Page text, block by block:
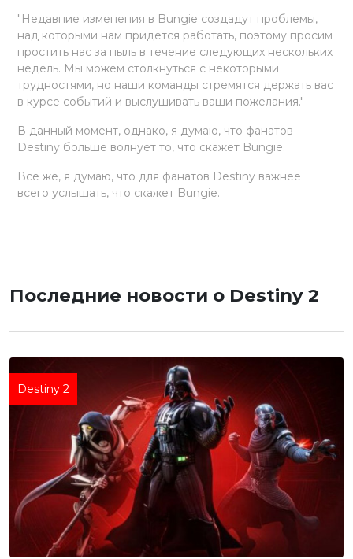
"Недавние изменения в Bungie создадут проблемы,
над которыми нам придется работать, поэтому просим
простить нас за пыль в течение следующих нескольких
недель. Мы можем столкнуться с некоторыми
трудностями, но наши команды стремятся держать вас
в курсе событий и выслушивать ваши пожелания."
В данный момент, однако, я думаю, что фанатов
Destiny больше волнует то, что скажет Bungie.
Все же, я думаю, что для фанатов Destiny важнее
всего услышать, что скажет Bungie.
Последние новости о Destiny 2
Destiny 2